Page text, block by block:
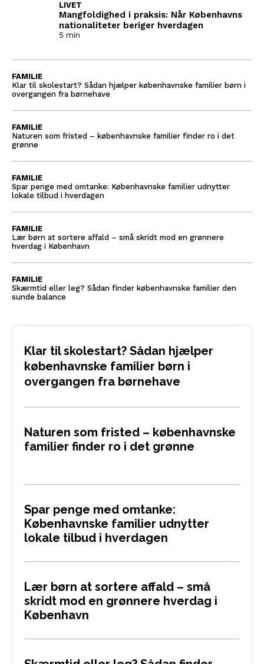
Mangfoldighed i praksis: Når Københavns
nationaliteter beriger hverdagen
LIVET
5 min
Klar til skolestart? Sådan hjælper københavnske familier børn i
overgangen fra børnehave
FAMILIE
Naturen som fristed – københavnske familier finder ro i det
grønne
FAMILIE
Spar penge med omtanke: Københavnske familier udnytter
lokale tilbud i hverdagen
FAMILIE
Lær børn at sortere affald – små skridt mod en grønnere
hverdag i København
FAMILIE
Skærmtid eller leg? Sådan finder københavnske familier den
sunde balance
FAMILIE
Klar til skolestart? Sådan hjælper
københavnske familier børn i
overgangen fra børnehave
Naturen som fristed – københavnske
familier finder ro i det grønne
Spar penge med omtanke:
Københavnske familier udnytter
lokale tilbud i hverdagen
Lær børn at sortere affald – små
skridt mod en grønnere hverdag i
København